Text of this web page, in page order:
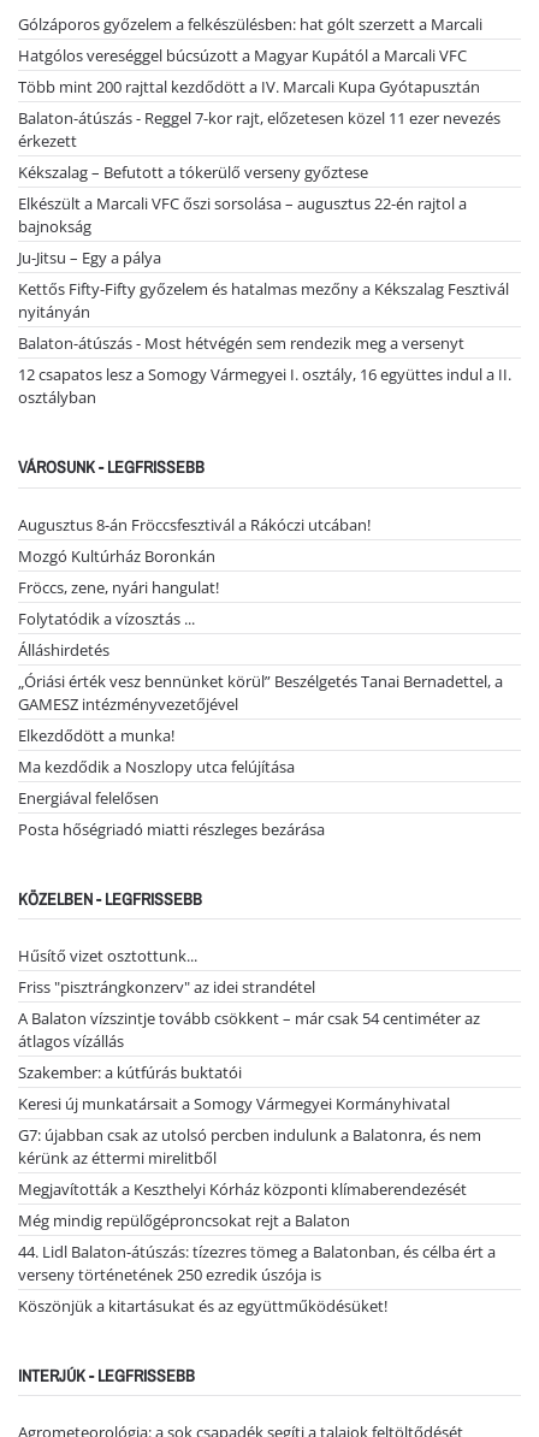
Gólzáporos győzelem a felkészülésben: hat gólt szerzett a Marcali
Hatgólos vereséggel búcsúzott a Magyar Kupától a Marcali VFC
Több mint 200 rajttal kezdődött a IV. Marcali Kupa Gyótapusztán
Balaton-átúszás - Reggel 7-kor rajt, előzetesen közel 11 ezer nevezés
érkezett
Kékszalag – Befutott a tókerülő verseny győztese
Elkészült a Marcali VFC őszi sorsolása – augusztus 22-én rajtol a
bajnokság
Ju-Jitsu – Egy a pálya
Kettős Fifty-Fifty győzelem és hatalmas mezőny a Kékszalag Fesztivál
nyitányán
Balaton-átúszás - Most hétvégén sem rendezik meg a versenyt
12 csapatos lesz a Somogy Vármegyei I. osztály, 16 együttes indul a II.
osztályban
VÁROSUNK - LEGFRISSEBB
Augusztus 8-án Fröccsfesztivál a Rákóczi utcában!
Mozgó Kultúrház Boronkán
Fröccs, zene, nyári hangulat!
Folytatódik a vízosztás ...
Álláshirdetés
„Óriási érték vesz bennünket körül” Beszélgetés Tanai Bernadettel, a
GAMESZ intézményvezetőjével
Elkezdődött a munka!
Ma kezdődik a Noszlopy utca felújítása
Energiával felelősen
Posta hőségriadó miatti részleges bezárása
KÖZELBEN - LEGFRISSEBB
Hűsítő vizet osztottunk...
Friss "pisztrángkonzerv" az idei strandétel
A Balaton vízszintje tovább csökkent – már csak 54 centiméter az
átlagos vízállás
Szakember: a kútfúrás buktatói
Keresi új munkatársait a Somogy Vármegyei Kormányhivatal
G7: újabban csak az utolsó percben indulunk a Balatonra, és nem
kérünk az éttermi mirelitből
Megjavították a Keszthelyi Kórház központi klímaberendezését
Még mindig repülőgéproncsokat rejt a Balaton
44. Lidl Balaton-átúszás: tízezres tömeg a Balatonban, és célba ért a
verseny történetének 250 ezredik úszója is
Köszönjük a kitartásukat és az együttműködésüket!
INTERJÚK - LEGFRISSEBB
Agrometeorológia: a sok csapadék segíti a talajok feltöltődését